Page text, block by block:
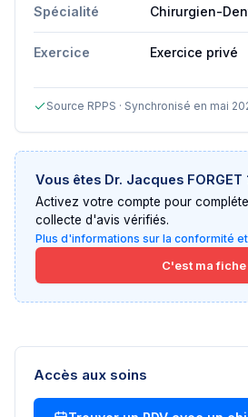
Spécialité Chirurgien-
Exercice Exercice privé
Source RPPS · Synchronisé en mai
Vous êtes Dr. Jacques FORGET
Activez votre compte pour
collecte d'avis vérifiés.
Plus d'informations sur la conformité
C'est ma fiche
Accès aux soins